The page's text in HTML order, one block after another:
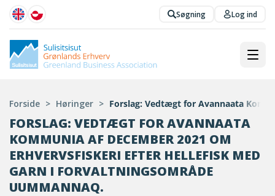
Søgning Log ind
Forside > Høringer > Forslag: Vedtægt for Avannaata
FORSLAG: VEDTÆGT FOR AVANNAATA
KOMMUNIA AF DECEMBER 2021 OM
ERHVERVSFISKERI EFTER HELLEFISK MED
GARN I FORVALTNINGSOMRÅDE
UUMMANNAQ.